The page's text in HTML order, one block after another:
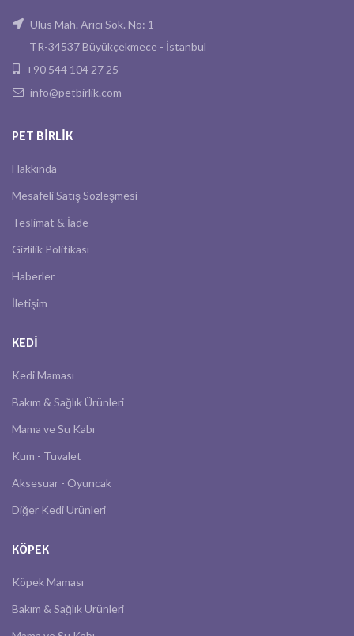
Ulus Mah. Arıcı Sok. No: 1
TR-34537 Büyükçekmece - İstanbul
+90 544 104 27 25
info@petbirlik.com
PET BIRLIK
Hakkında
Mesafeli Satış Sözleşmesi
Teslimat & İade
Gizlilik Politikası
Haberler
İletişim
KEDI
Kedi Maması
Bakım & Sağlık Ürünleri
Mama ve Su Kabı
Kum - Tuvalet
Aksesuar - Oyuncak
Diğer Kedi Ürünleri
KÖPEK
Köpek Maması
Bakım & Sağlık Ürünleri